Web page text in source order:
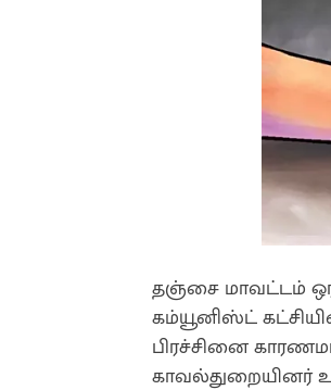
தஞ்சை மாவட்டம்
கம்யூனிஸ்ட்
பிரச்சினை
காவல்துறையினர்